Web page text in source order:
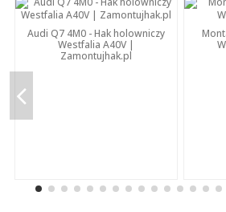
Audi Q7 4M0 - Hak holowniczy
Westfalia A40V |
Zamontujhak.pl